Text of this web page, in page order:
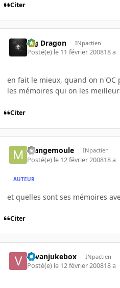
Citer
Big Dragon INpactien
Posté(e) le 11 février 200818 a
en fait le mieux, quand on n'OC
les mémoires qui on les
Citer
mangemoule INpactien
Posté(e) le 12 février 200818 a
AUTEUR
et quelles sont ses mémoires
Citer
vavanjukebox INpactien
Posté(e) le 12 février 200818 a